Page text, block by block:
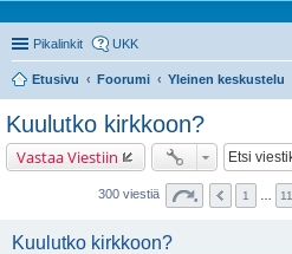
Pikalinkit UKK
Etusivu Foorumi
Yleinen keskustelu
Kuulutko kirkkoon?
Vastaa Viestiin
300 viestiä 1 11
Kuulutko kirkkoon?